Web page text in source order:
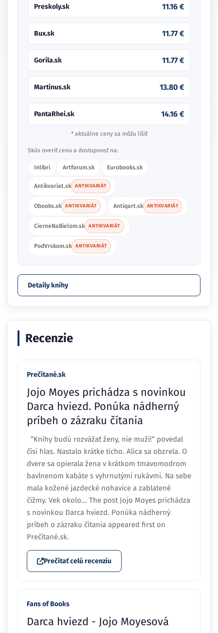
Preskoly.sk 11.16 €
Bux.sk 11.77 €
Gorila.sk 11.77 €
Martinus.sk 13.80 €
PantaRhei.sk 14.16 €
* aktuálne ceny sa môžu líšiť
Skús overiť cenu a dostupnosť na:
Inlibri Artforum.sk Eurobooks.sk
Antikvariat.sk ANTIKVARIÁT
Obooks.sk ANTIKVARIÁT Antiqart.sk ANTIKVARIÁT
CierneNaBielom.sk ANTIKVARIÁT
PodVrskom.sk ANTIKVARIÁT
Detaily knihy
Recenzie
Prečítané.sk
Jojo Moyes prichádza s novinkou
Darca hviezd. Ponúka nádherný
príbeh o zázraku čítania
“Knihy budú rozvážať ženy, nie muži!“ povedal
čísi hlas. Nastalo krátke ticho. Alica sa obzrela. O
dvere sa opierala žena v krátkom tmavomodrom
bavlnenom kabáte s vyhrnutými rukávmi. Na sebe
mala kožené jazdecké nohavice a zablatené
čižmy. Vek okolo... The post Jojo Moyes prichádza
s novinkou Darca hviezd. Ponúka nádherný
príbeh o zázraku čítania appeared first on
Prečítané.sk.
Prečítať celú recenziu
Fans of Books
Darca hviezd - Jojo Moyesová